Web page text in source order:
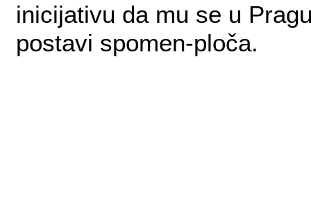
inicijativu da mu se u
postavi spomen-ploča.